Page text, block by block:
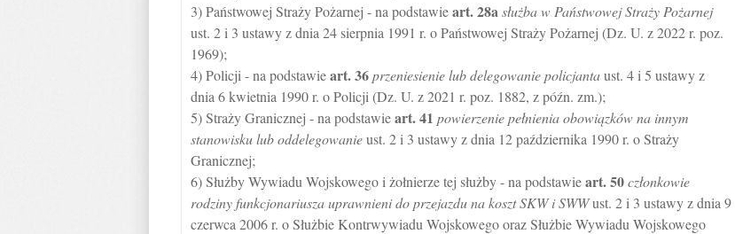
3) Państwowej Straży Pożarnej - na podstawieart.28asłużba w Państwowej Straży Pożarnej
ust. 2 i 3 ustawy z dnia 24 sierpnia 1991 r. o Państwowej Straży Pożarnej (Dz. U. z 2022 r. poz.
1969);
4) Policji - na podstawieart.36przeniesienie lub delegowanie policjantaust. 4 i 5 ustawy z
dnia 6 kwietnia 1990 r. o Policji (Dz. U. z 2021 r. poz. 1882, z późn. zm.);
5) Straży Granicznej - na podstawieart.41 powierzenie pełnienia obowiązków na innym
stanowisku lub oddelegowanieust. 2 i 3 ustawy z dnia 12 października 1990 r. o Straży
Granicznej;
6) Służby Wywiadu Wojskowego i żołnierze tej służby - na podstawieart.50członkowie
rodziny funkcjonariusza uprawnieni do przejazdu na koszt SKW i SWWust. 2 i 3 ustawy z dnia 9
czerwca 2006 r. o Służbie Kontrwywiadu Wojskowego oraz Służbie Wywiadu Wojskowego